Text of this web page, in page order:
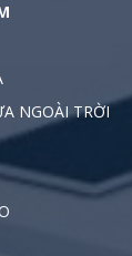
NGOÀI TRỜI